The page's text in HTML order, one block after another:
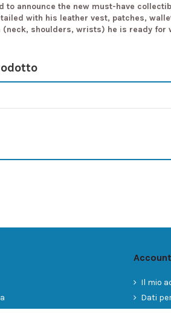
to announce the new must-have
with his leather vest, patches,
shoulders, wrists) he is ready
Account
Il mio
Dati